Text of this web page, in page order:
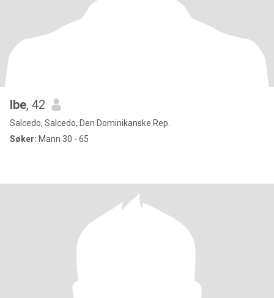
Ibe, 42
Salcedo, Salcedo, Den Dominikanske Rep.
Søker: Mann 30 - 65